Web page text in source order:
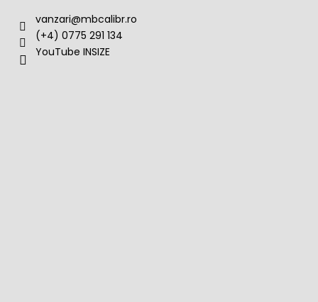
vanzari@mbcalibr.ro
(+4) 0775 291 134
YouTube INSIZE